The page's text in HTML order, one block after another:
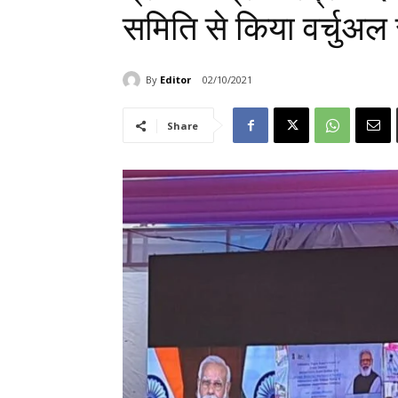
समिति से किया वर्चुअल
By Editor 02/10/2021
Share